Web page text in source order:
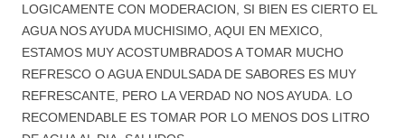
LOGICAMENTE CON MODERACION, SI BIEN ES CIERTO EL
AGUA NOS AYUDA MUCHISIMO, AQUI EN MEXICO,
ESTAMOS MUY ACOSTUMBRADOS A TOMAR MUCHO
REFRESCO O AGUA ENDULSADA DE SABORES ES MUY
REFRESCANTE, PERO LA VERDAD NO NOS AYUDA. LO
RECOMENDABLE ES TOMAR POR LO MENOS DOS LITRO